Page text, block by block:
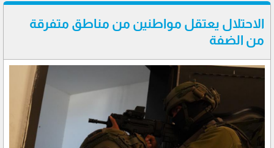
الاحتلال يعتقل مواطنين من مناطق متفرقة
من الضفة